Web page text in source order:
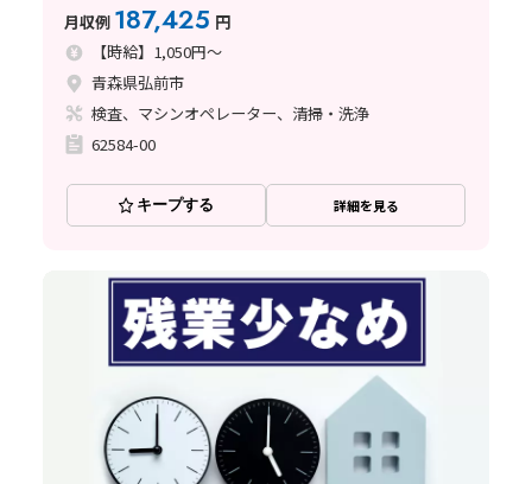
月収例 187,425 円
【時給】1,050円～
青森県弘前市
検査、マシンオペレーター、清掃・洗浄
62584-00
キープする 詳細を見る